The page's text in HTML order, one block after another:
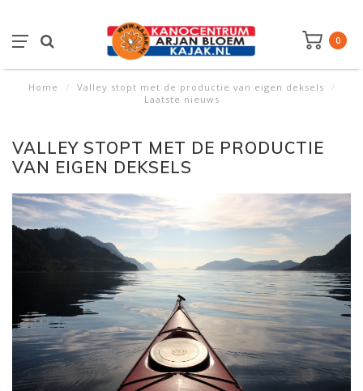
0
Home / Valley stopt met de productie van eigen deksels
/
Laatste nieuws
VALLEY STOPT MET DE PRODUCTIE
VAN EIGEN DEKSELS